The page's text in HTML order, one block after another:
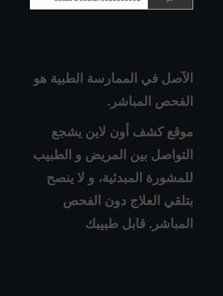
الآصل في الممارسة الطبية هو
الفحص المباشر.
موقع كشف أون لاين يشجع
التواصل بين المريض و الطبيب
للمشورة المبدئية، و لا ينصح
بتلقي العلاج دون الفحص
المباشر. قابل طبيبك